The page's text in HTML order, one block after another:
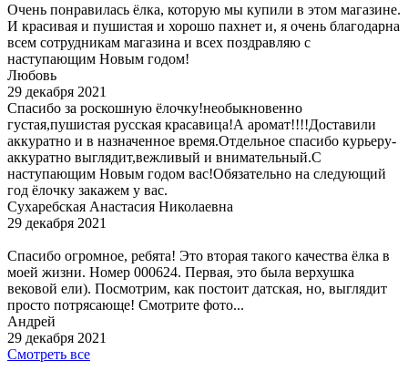
Очень понравилась ёлка, которую мы купили в этом магазине.
И красивая и пушистая и хорошо пахнет и, я очень благодарна
всем сотрудникам магазина и всех поздравляю с
наступающим Новым годом!
Любовь
29 декабря 2021
Спасибо за роскошную ёлочку!необыкновенно
густая,пушистая русская красавица!А аромат!!!!Доставили
аккуратно и в назначенное время.Отдельное спасибо курьеру-
аккуратно выглядит,вежливый и внимательный.С
наступающим Новым годом вас!Обязательно на следующий
год ёлочку закажем у вас.
Сухаребская Анастасия Николаевна
29 декабря 2021
Спасибо огромное, ребята! Это вторая такого качества ёлка в
моей жизни. Номер 000624. Первая, это была верхушка
вековой ели). Посмотрим, как постоит датская, но, выглядит
просто потрясающе! Смотрите фото...
Андрей
29 декабря 2021
Смотреть все